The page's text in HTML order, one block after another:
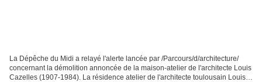
La Dépêche du Midi a relayé l'alerte lancée par /Parcours/d/architecture/
concernant la démolition annoncée de la maison-atelier de l'architecte Louis
Cazelles (1907-1984). La résidence atelier de l'architecte toulousain Louis